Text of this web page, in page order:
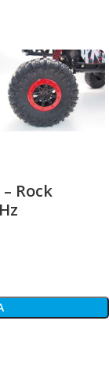
Rock